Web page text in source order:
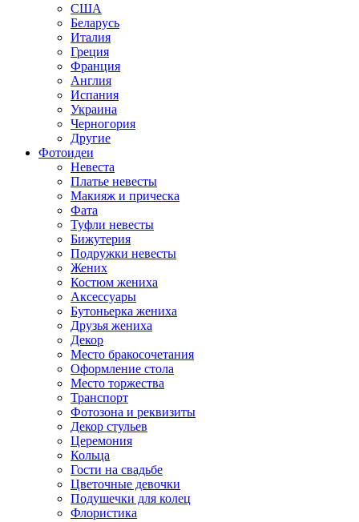
США
Беларусь
Италия
Греция
Франция
Англия
Испания
Украина
Черногория
Другие
Фотоидеи
Невеста
Платье невесты
Макияж и прическа
Фата
Туфли невесты
Бижутерия
Подружки невесты
Жених
Костюм жениха
Аксессуары
Бутоньерка жениха
Друзья жениха
Декор
Место бракосочетания
Оформление стола
Место торжества
Транспорт
Фотозона и реквизиты
Декор стульев
Церемония
Кольца
Гости на свадьбе
Цветочные девочки
Подушечки для колец
Флористика